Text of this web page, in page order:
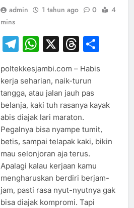
admin 1 tahun ago 0
4
mins
Telegram
WhatsApp
X
poltekkesjambi.com – Habis
kerja seharian, naik-turun
tangga, atau jalan jauh pas
belanja, kaki tuh rasanya kayak
abis diajak lari maraton.
Pegalnya bisa nyampe tumit,
betis, sampai telapak kaki, bikin
mau selonjoran aja terus.
Apalagi kalau kerjaan kamu
mengharuskan berdiri berjam-
jam, pasti rasa nyut-nyutnya gak
bisa diajak kompromi. Tapi